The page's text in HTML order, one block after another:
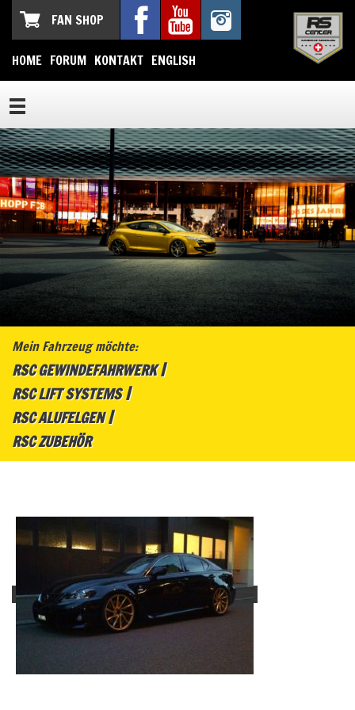
FAN SHOP
HOME FORUM KONTAKT ENGLISH
Mein Fahrzeug möchte:
RSC GEWINDEFAHRWERK
RSC LIFT SYSTEMS
RSC ALUFELGEN
RSC ZUBEHÖR